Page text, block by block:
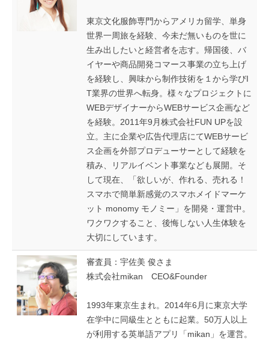
東京文化服飾専門からアメリカ留学、単身
世界一周旅を経験、今未だ無いものを世に
生み出したいと経営者を志す。帰国後、バ
イヤーや商品開発コマース事業の立ち上げ
を経験し、興味から制作技術を１から学びI
T業界の世界へ転身。様々なプロジェクトに
WEBデザイナーからWEBサービス企画など
を経験。2011年9月株式会社FUN UPを設
立。主に企業や広告代理店にてWEBサービ
ス企画を外部プロデューサーとして経験を
積み、リアルイベント事業なども展開。そ
して現在、「欲しいが、作れる、売れる！
スマホで簡単新感覚のスマホメイドマーケ
ット monomy モノミー」を開発・運営中。
ワクワクすること、後悔しない人生体験を
大切にしています。
審査員：宇佐美 俊さま
株式会社mikan CEO&Founder
1993年東京生まれ。2014年6月に東京大学
在学中に同級生とともに起業。50万人以上
が利用する英単語アプリ「mikan」を運営。